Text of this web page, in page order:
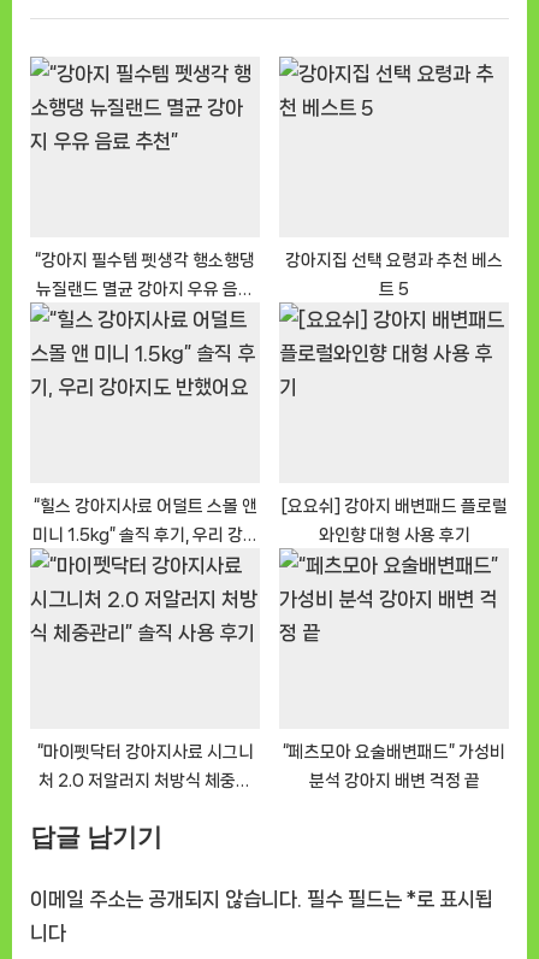
o
s
P
o
:
t
o
s
“강아지 필수템 펫생각 행소행댕
뉴질랜드 멸균 강아지 우유 음료
추천”
강아지집 선택 요령과 추천 베스
트 5
“힐스 강아지사료 어덜트 스몰 앤
미니 1.5kg” 솔직 후기, 우리 강아
지도 반했어요
[요요쉬] 강아지 배변패드 플로럴
와인향 대형 사용 후기
“마이펫닥터 강아지사료 시그니
처 2.0 저알러지 처방식 체중관
“페츠모아 요술배변패드” 가성비
분석 강아지 배변 걱정 끝
답글 남기기
이메일 주소는 공개되지 않습니다. 필수 필드는 *로 표시됩
니다